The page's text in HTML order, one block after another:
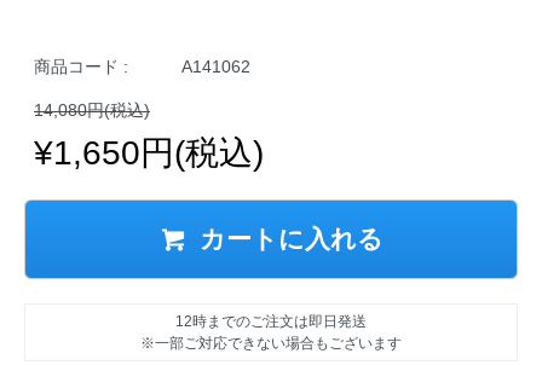
商品コード : A141062
14,080円(税込)
¥1,650円(税込)
カートに入れる
12時までのご注文は即日発送
※一部ご対応できない場合もございます